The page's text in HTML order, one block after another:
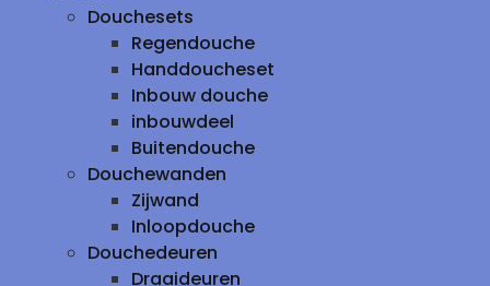
Douchesets
Regendouche
Handdoucheset
Inbouw douche
inbouwdeel
Buitendouche
Douchewanden
Zijwand
Inloopdouche
Douchedeuren
Draaideuren